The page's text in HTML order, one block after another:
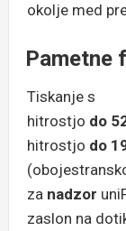
okolje med
Pametne
Tiskanje s
hitrostjo do
hitrostjo do
za nadzor
zaslon na